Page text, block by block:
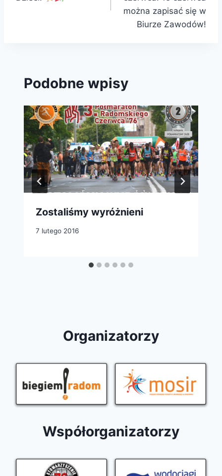
można zapisać się w
Biurze Zawodów!
Podobne wpisy
Zostaliśmy wyróżnieni
7 lutego 2016
Organizatorzy
Współorganizatorzy